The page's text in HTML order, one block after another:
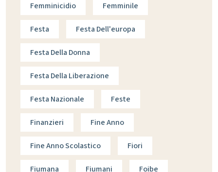
Femminicidio Femminile
Festa Festa Dell'europa
Festa Della Donna
Festa Della Liberazione
Festa Nazionale Feste
Finanzieri Fine Anno
Fine Anno Scolastico Fiori
Fiumana Fiumani Foibe